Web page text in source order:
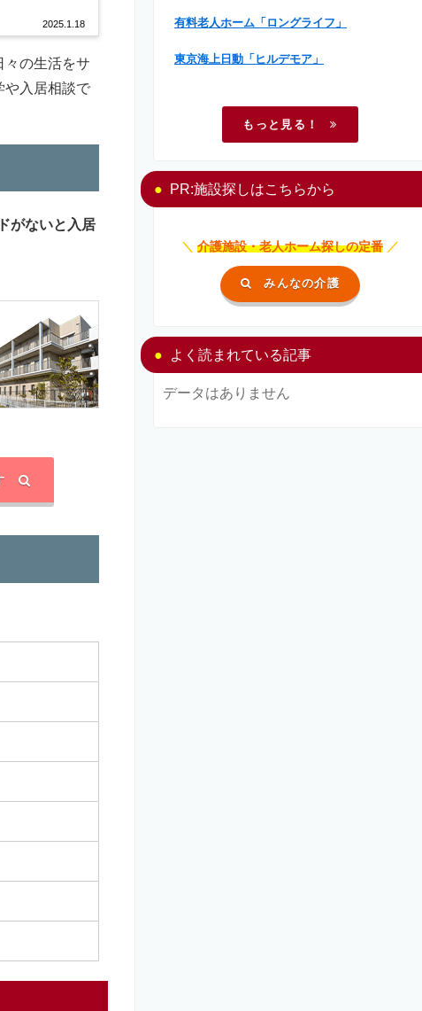
2025.1.18
々の生活をサ
や入居相談で
がないと入居
有料老人ホーム「ロングライフ」
東京海上日動「ヒルデモア」
もっと見る！
PR:施設探しはこちらから
＼ 介護施設・老人ホーム探しの定番 ／
みんなの介護
よく読まれている記事
データはありません